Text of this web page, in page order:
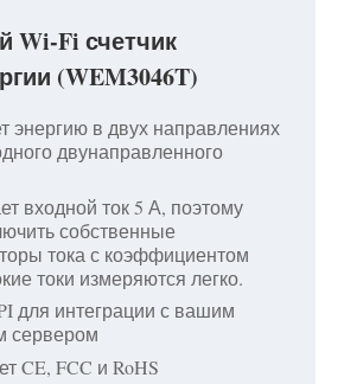
Wi-Fi счетчик
(WEM3046T)
энергию в двух направлениях
двунаправленного
входной ток 5 А, поэтому
собственные
тока с коэффициентом
токи измеряются легко.
для интеграции с вашим
сервером
CE, FCC и RoHS